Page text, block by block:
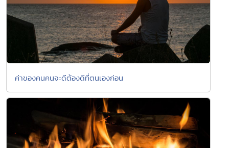
ค่าของคนคนจะดีต้องดีที่ตนเองก่อน